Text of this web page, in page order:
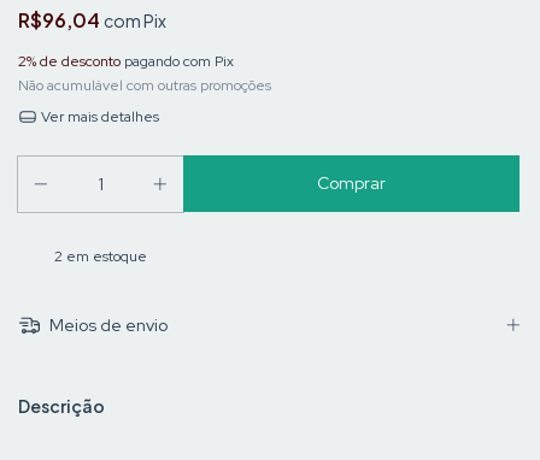
R$96,04 comPix
2% de desconto pagando com Pix
Não acumulável com outras promoções
Ver mais detalhes
2 em estoque
Meios de envio
Descrição